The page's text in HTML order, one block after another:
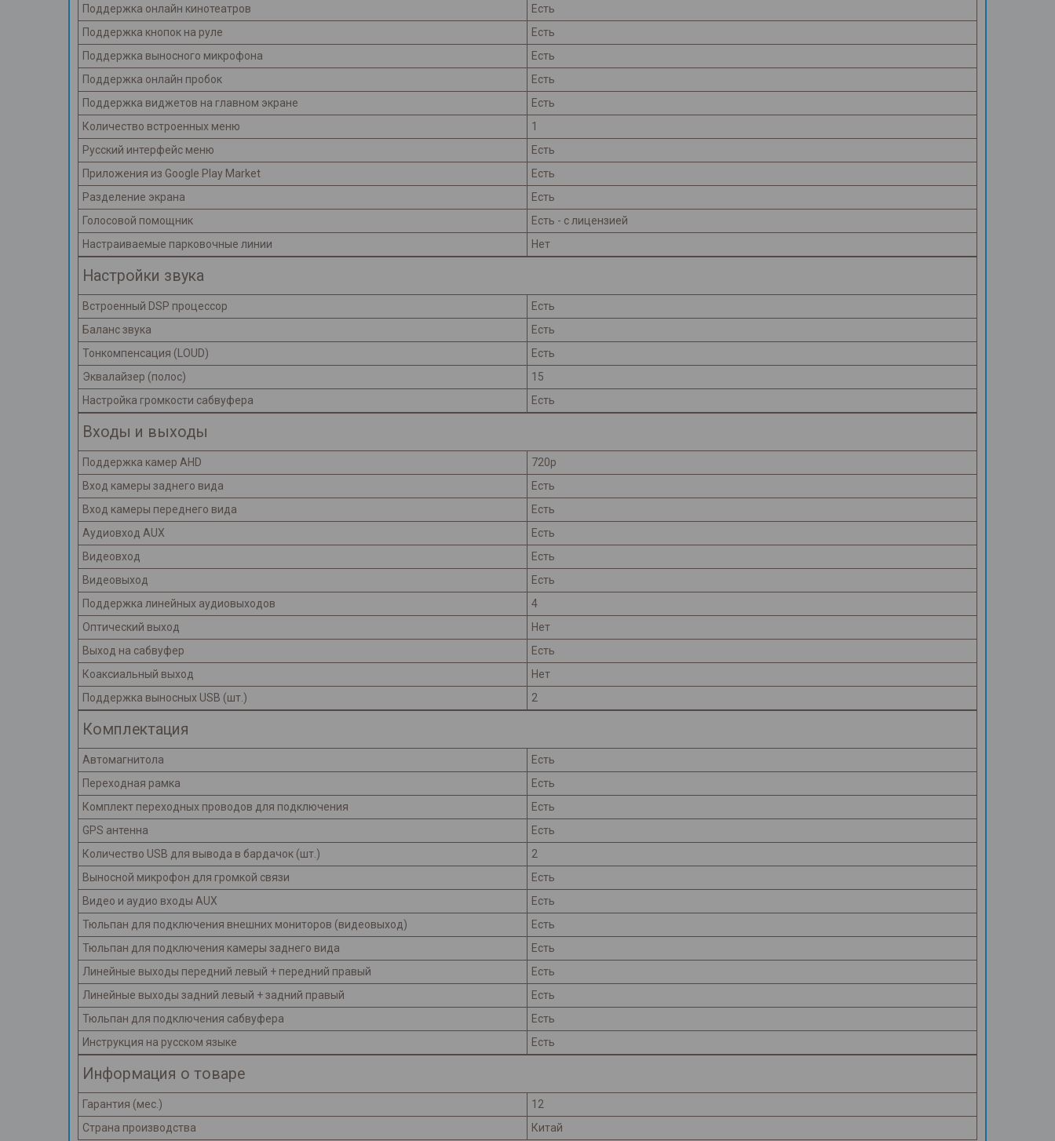
Поддержка онлайн кинотеатров
Есть
Поддержка кнопок на руле
Есть
Поддержка выносного микрофона
Есть
Поддержка онлайн пробок
Есть
Поддержка виджетов на главном экране
Есть
Количество встроенных меню
1
Русский интерфейс меню
Есть
Приложения из Google Play Market
Есть
Разделение экрана
Есть
Голосовой помощник
Есть - с лицензией
Настраиваемые парковочные линии
Нет
Настройки звука
Встроенный DSP процессор
Есть
Баланс звука
Есть
Тонкомпенсация (LOUD)
Есть
Эквалайзер (полос)
15
Настройка громкости сабвуфера
Есть
Входы и выходы
Поддержка камер AHD
720p
Вход камеры заднего вида
Есть
Вход камеры переднего вида
Есть
Аудиовход AUX
Есть
Видеовход
Есть
Видеовыход
Есть
Поддержка линейных аудиовыходов
4
Оптический выход
Нет
Выход на сабвуфер
Есть
Коаксиальный выход
Нет
Поддержка выносных USB (шт.)
2
Комплектация
Автомагнитола
Есть
Переходная рамка
Есть
Комплект переходных проводов для подключения
Есть
GPS антенна
Есть
Количество USB для вывода в бардачок (шт.)
2
Выносной микрофон для громкой связи
Есть
Видео и аудио входы AUX
Есть
Тюльпан для подключения внешних мониторов (видеовыход)
Есть
Тюльпан для подключения камеры заднего вида
Есть
Линейные выходы передний левый + передний правый
Есть
Линейные выходы задний левый + задний правый
Есть
Тюльпан для подключения сабвуфера
Есть
Инструкция на русском языке
Есть
Информация о товаре
Гарантия (мес.)
12
Страна производства
Китай